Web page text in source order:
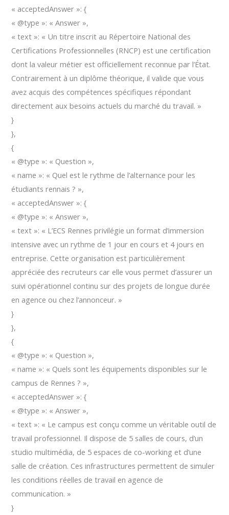
« acceptedAnswer »: {
« @type »: « Answer »,
« text »: « Un titre inscrit au Répertoire National des
Certifications Professionnelles (RNCP) est une certification
dont la valeur métier est officiellement reconnue par l’État.
Contrairement à un diplôme théorique, il valide que vous
avez acquis des compétences spécifiques répondant
directement aux besoins actuels du marché du travail. »
}
},
{
« @type »: « Question »,
« name »: « Quel est le rythme de l’alternance pour les
étudiants rennais ? »,
« acceptedAnswer »: {
« @type »: « Answer »,
« text »: « L’ECS Rennes privilégie un format d’immersion
intensive avec un rythme de 1 jour en cours et 4 jours en
entreprise. Cette organisation est particulièrement
appréciée des recruteurs car elle vous permet d’assurer un
suivi opérationnel continu sur des projets de longue durée
en agence ou chez l’annonceur. »
}
},
{
« @type »: « Question »,
« name »: « Quels sont les équipements disponibles sur le
campus de Rennes ? »,
« acceptedAnswer »: {
« @type »: « Answer »,
« text »: « Le campus est conçu comme un véritable outil de
travail professionnel. Il dispose de 5 salles de cours, d’un
studio multimédia, de 5 espaces de co-working et d’une
salle de création. Ces infrastructures permettent de simuler
les conditions réelles de travail en agence de
communication. »
}